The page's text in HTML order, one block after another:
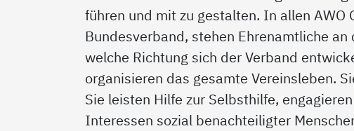
führen und mit zu gestalten. In allen AWO
Bundesverband, stehen Ehrenamtliche
welche Richtung sich der Verband
organisieren das gesamte Vereinsleben.
Sie leisten Hilfe zur Selbsthilfe,
Interessen sozial benachteiligter